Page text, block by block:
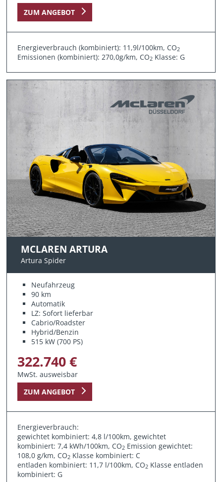
ZUM ANGEBOT
Energieverbrauch (kombiniert): 11,9l/100km, CO2
Emissionen (kombiniert): 270,0g/km, CO2 Klasse: G
MCLAREN ARTURA
Artura Spider
Neufahrzeug
90 km
Automatik
LZ: Sofort lieferbar
Cabrio/Roadster
Hybrid/Benzin
515 kW (700 PS)
322.740 €
MwSt. ausweisbar
ZUM ANGEBOT
Energieverbrauch:
gewichtet kombiniert: 4,8 l/100km, gewichtet
kombiniert: 7,4 kWh/100km, CO2 Emission gewichtet:
108,0 g/km, CO2 Klasse kombiniert: C
entladen kombiniert: 11,7 l/100km, CO2 Klasse entladen
kombiniert: G